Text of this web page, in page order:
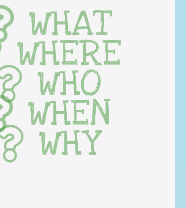
WHAT
WHERE
WHO
WHEN
WHY